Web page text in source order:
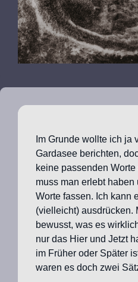
Im Grunde wollte ich ja
Gardasee berichten,
keine passenden
muss man erlebt
Worte fassen. Ich kann
(vielleicht) ausdrücken.
bewusst, was es
nur das Hier und Jetzt
im Früher oder Später
waren es doch zwei